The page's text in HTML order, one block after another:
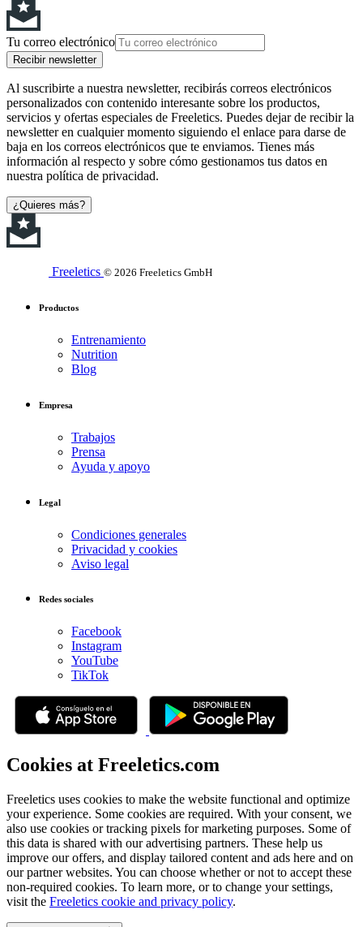
Tu correo electrónico
Recibir newsletter
Al suscribirte a nuestra newsletter, recibirás correos electrónicos
personalizados con contenido interesante sobre los productos,
servicios y ofertas especiales de Freeletics. Puedes dejar de recibir la
newsletter en cualquier momento siguiendo el enlace para darse de
baja en los correos electrónicos que te enviamos. Tienes más
información al respecto y sobre cómo gestionamos tus datos en
nuestra política de privacidad.
¿Quieres más?
Freeletics © 2026 Freeletics GmbH
Productos
Entrenamiento
Nutrition
Blog
Empresa
Trabajos
Prensa
Ayuda y apoyo
Legal
Condiciones generales
Privacidad y cookies
Aviso legal
Redes sociales
Facebook
Instagram
YouTube
TikTok
Cookies at Freeletics.com
Freeletics uses cookies to make the website functional and optimize
your experience. Some cookies are required. With your consent, we
also use cookies or tracking pixels for marketing purposes. Some of
this data is shared with our advertising partners. These help us
improve our offers, and display tailored content and ads here and on
our partner websites. You can choose whether or not to accept these
non-required cookies. To learn more, or to change your settings,
visit the Freeletics cookie and privacy policy.